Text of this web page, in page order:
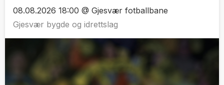
08.08.2026 18:00 @ Gjesvær fotballbane
Gjesvær bygde og idrettslag